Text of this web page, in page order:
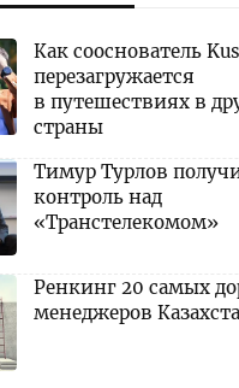
Как сооснователь
перезагружается
в путешествиях в
страны
Тимур Турлов
контроль над
«Транстелекомом»
Ренкинг 20 самых
менеджеров